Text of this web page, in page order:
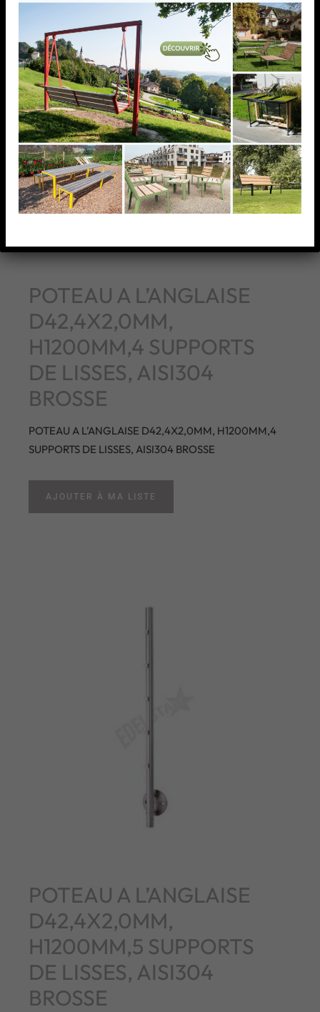
POTEAU A L’ANGLAISE
D42,4X2,0MM,
H1200MM,4 SUPPORTS
DE LISSES, AISI304
BROSSE
POTEAU A L’ANGLAISE D42,4X2,0MM, H1200MM,4
SUPPORTS DE LISSES, AISI304 BROSSE
AJOUTER À MA LISTE
POTEAU A L’ANGLAISE
D42,4X2,0MM,
H1200MM,5 SUPPORTS
DE LISSES, AISI304
BROSSE